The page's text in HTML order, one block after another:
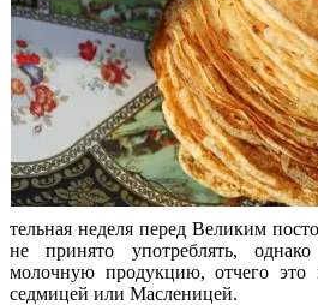
тельная неделя перед Великим
не принято употреблять,
молочную продукцию, отчего это
седмицей или Масленицей.